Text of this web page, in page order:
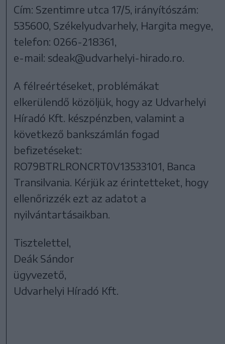
Cím: Szentimre utca 17/5, irányítószám:
535600, Székelyudvarhely, Hargita megye,
telefon: 0266-218361,
e-mail: sdeak@udvarhelyi-hirado.ro.
A félreértéseket, problémákat
elkerülendő közöljük, hogy az Udvarhelyi
Híradó Kft. készpénzben, valamint a
következő bankszámlán fogad
befizetéseket:
RO79BTRLRONCRT0V13533101, Banca
Transilvania. Kérjük az érintetteket, hogy
ellenőrizzék ezt az adatot a
nyilvántartásaikban.
Tisztelettel,
Deák Sándor
ügyvezető,
Udvarhelyi Híradó Kft.